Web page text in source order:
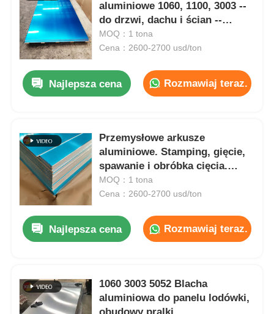
O nas
Wycieczka po fabryce
Skontaktuj się z nami
Nowości
Sprawy
Rolka folii aluminiowej
aluminiowe 1060, 1100, 3003 --
do drzwi, dachu i ścian --
dostosowalne.
MOQ：1 tona
Cena：2600-2700 usd/ton
Najlepsza cena Rozmawiaj teraz.
Przemysłowe arkusze
aluminiowe. Stamping, gięcie,
spawanie i obróbka cięcia.
Przystosowane do urządzeń
domowych, kuchni i łazienki,
MOQ：1 tona
Cena：2600-2700 usd/ton
Najlepsza cena Rozmawiaj teraz.
1060 3003 5052 Blacha
aluminiowa do panelu lodówki,
obudowy pralki